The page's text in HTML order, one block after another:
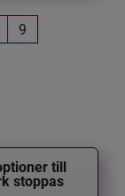
9
till
stoppas